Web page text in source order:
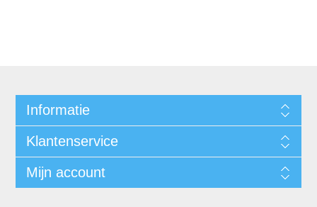
Informatie
Klantenservice
Mijn account